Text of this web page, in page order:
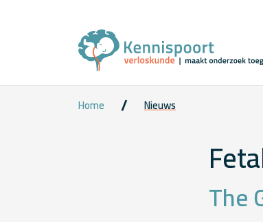
Home Nieuws
The